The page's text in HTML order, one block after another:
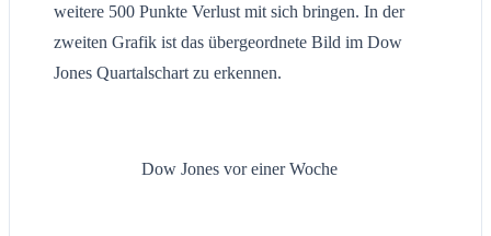
weitere 500 Punkte Verlust mit sich bringen. In der
zweiten Grafik ist das übergeordnete Bild im Dow
Jones Quartalschart zu erkennen.
Dow Jones vor einer Woche